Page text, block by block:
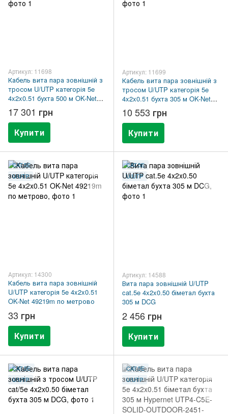
Артикул: 11698
Кабель вита пара зовнішній з
тросом U/UTP категорія 5e
4x2x0.51 бухта 500 м OK-Net
49223m500
17 301 грн
Купити
Артикул: 11699
Кабель вита пара зовнішній з
тросом U/UTP категорія 5e
4x2x0.51 бухта 305 м OK-Net
49223m305
10 553 грн
Купити
CAT.5E
U/UTP
Артикул: 14300
Кабель вита пара зовнішній
U/UTP категорія 5e 4x2x0.51
OK-Net 49219m по метрово
33 грн
Купити
CAT.5E
U/UTP
Артикул: 14588
Вита пара зовнішній U/UTP
cat.5e 4x2x0.50 біметал бухта
305 м DCG
2 456 грн
Купити
CAT.5E
U/UTP
CAT.5E
U/UTP